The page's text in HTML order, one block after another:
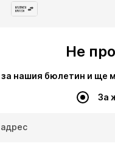
Не
за нашия бюлетин и ще
За